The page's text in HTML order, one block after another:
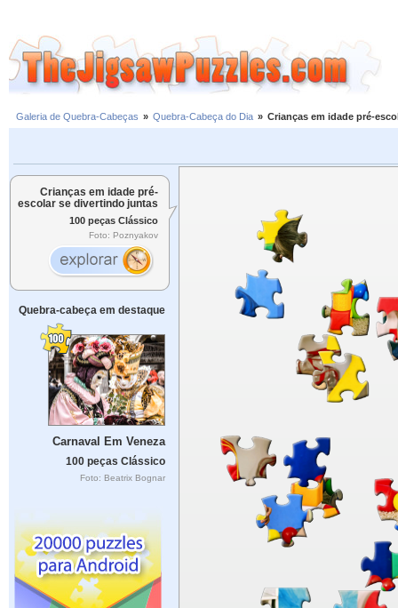
Galeria de Quebra-Cabeças » Quebra-Cabeça do Dia » Crianças em idade pré-
Crianças em idade pré-
escolar se divertindo juntas
100 peças Clássico
Foto: Poznyakov
Quebra-cabeça em destaque
Carnaval Em Veneza
100 peças Clássico
Foto: Beatrix Bognar